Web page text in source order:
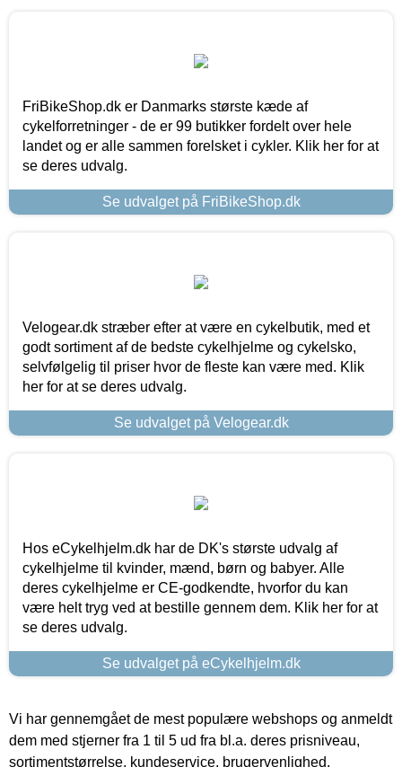
FriBikeShop.dk er Danmarks største kæde af
cykelforretninger - de er 99 butikker fordelt over hele
landet og er alle sammen forelsket i cykler. Klik her for at
se deres udvalg.
Se udvalget på FriBikeShop.dk
Velogear.dk stræber efter at være en cykelbutik, med et
godt sortiment af de bedste cykelhjelme og cykelsko,
selvfølgelig til priser hvor de fleste kan være med. Klik
her for at se deres udvalg.
Se udvalget på Velogear.dk
Hos eCykelhjelm.dk har de DK's største udvalg af
cykelhjelme til kvinder, mænd, børn og babyer. Alle
deres cykelhjelme er CE-godkendte, hvorfor du kan
være helt tryg ved at bestille gennem dem. Klik her for at
se deres udvalg.
Se udvalget på eCykelhjelm.dk
Vi har gennemgået de mest populære webshops og anmeldt
dem med stjerner fra 1 til 5 ud fra bl.a. deres prisniveau,
sortimentstørrelse, kundeservice, brugervenlighed,